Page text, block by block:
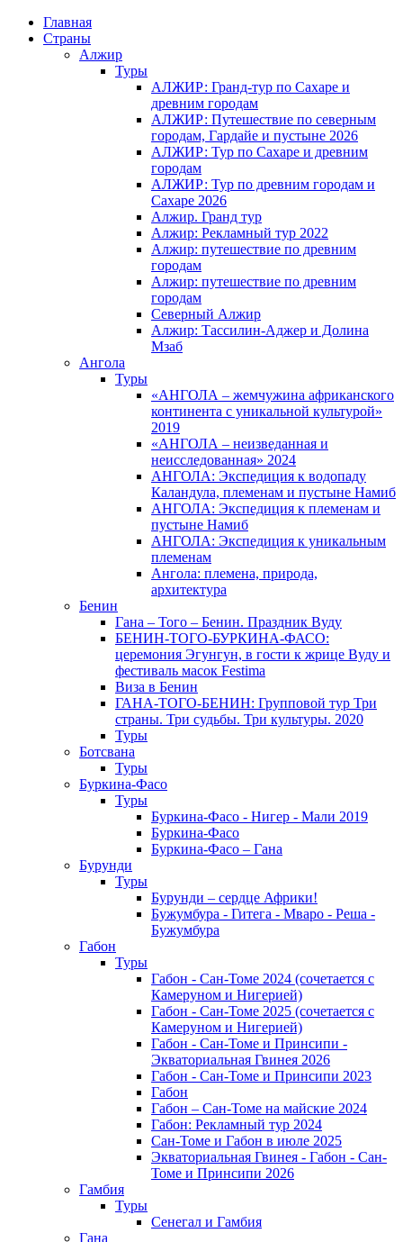
Главная
Страны
Алжир
Туры
АЛЖИР: Гранд-тур по Сахаре и
древним городам
АЛЖИР: Путешествие по северным
городам, Гардайе и пустыне 2026
АЛЖИР: Тур по Сахаре и древним
городам
АЛЖИР: Тур по древним городам и
Сахаре 2026
Алжир. Гранд тур
Алжир: Рекламный тур 2022
Алжир: путешествие по древним
городам
Алжир: путешествие по древним
городам
Северный Алжир
Алжир: Тассилин-Аджер и Долина
Мзаб
Ангола
Туры
«АНГОЛА – жемчужина африканского
континента с уникальной культурой»
2019
«АНГОЛА – неизведанная и
неисследованная» 2024
АНГОЛА: Экспедиция к водопаду
Каландула, племенам и пустыне Намиб
АНГОЛА: Экспедиция к племенам и
пустыне Намиб
АНГОЛА: Экспедиция к уникальным
племенам
Ангола: племена, природа,
архитектура
Бенин
Гана – Того – Бенин. Праздник Вуду
БЕНИН-ТОГО-БУРКИНА-ФАСО:
церемония Эгунгун, в гости к жрице Вуду и
фестиваль масок Festima
Виза в Бенин
ГАНА-ТОГО-БЕНИН: Групповой тур Три
страны. Три судьбы. Три культуры. 2020
Туры
Ботсвана
Туры
Буркина-Фасо
Туры
Буркина-Фасо - Нигер - Мали 2019
Буркина-Фасо
Буркина-Фасо – Гана
Бурунди
Туры
Бурунди – сердце Африки!
Бужумбура - Гитега - Мваро - Реша -
Бужумбура
Габон
Туры
Габон - Сан-Томе 2024 (сочетается с
Камеруном и Нигерией)
Габон - Сан-Томе 2025 (сочетается с
Камеруном и Нигерией)
Габон - Сан-Томе и Принсипи -
Экваториальная Гвинея 2026
Габон - Сан-Томе и Принсипи 2023
Габон
Габон – Сан-Томе на майские 2024
Габон: Рекламный тур 2024
Сан-Томе и Габон в июле 2025
Экваториальная Гвинея - Габон - Сан-
Томе и Принсипи 2026
Гамбия
Туры
Сенегал и Гамбия
Гана